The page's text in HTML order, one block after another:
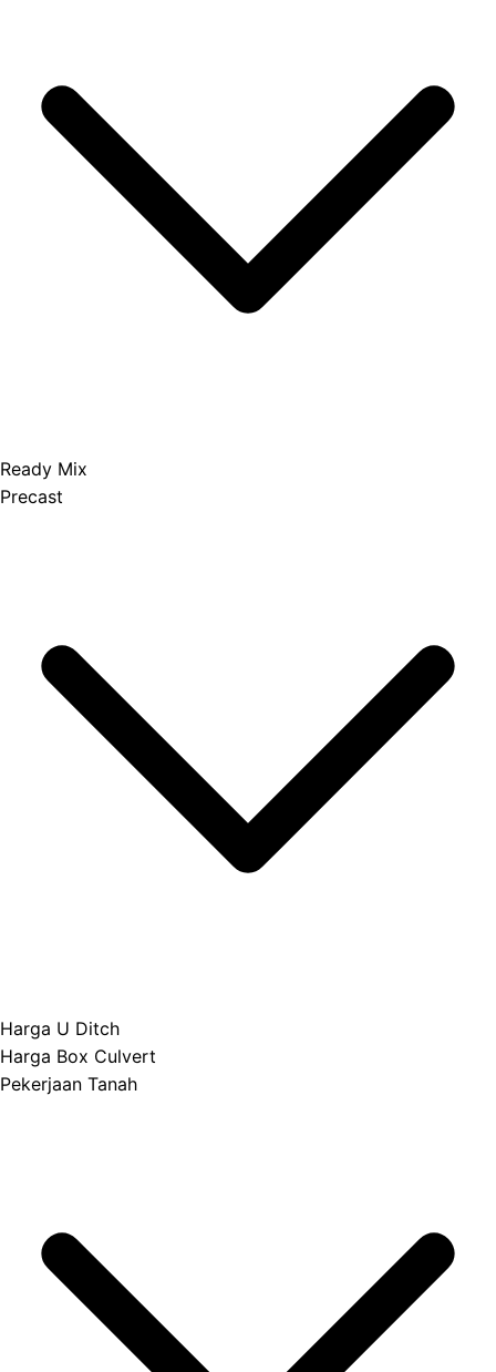
Ready Mix
Precast
Harga U Ditch
Harga Box Culvert
Pekerjaan Tanah